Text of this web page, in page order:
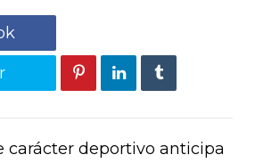
carácter deportivo anticipa